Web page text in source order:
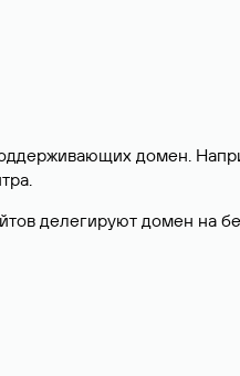
домен.
делегируют домен на